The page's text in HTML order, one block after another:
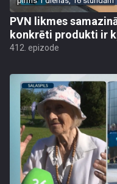
PVN likmes
konkrēti produkti ir
412. epizode